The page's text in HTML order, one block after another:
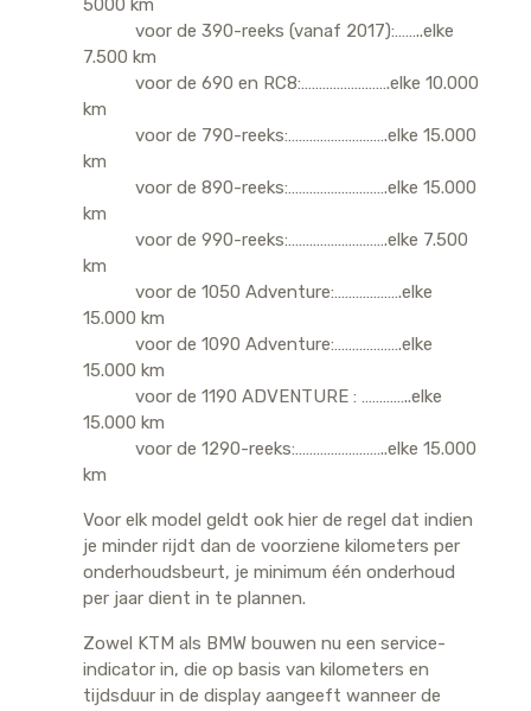
voor de 390-reeks (vanaf 2017):……..elke
7.500 km
voor de 690 en RC8:…………………….elke 10.000
km
voor de 790-reeks:……………………….elke 15.000
km
voor de 890-reeks:……………………….elke 15.000
km
voor de 990-reeks:……………………….elke 7.500
km
voor de 1050 Adventure:……………….elke
15.000 km
voor de 1090 Adventure:……………….elke
15.000 km
voor de 1190 ADVENTURE : …………..elke
15.000 km
voor de 1290-reeks:……………………..elke 15.000
km
Voor elk model geldt ook hier de regel dat indien
je minder rijdt dan de voorziene kilometers per
onderhoudsbeurt, je minimum één onderhoud
per jaar dient in te plannen.
Zowel KTM als BMW bouwen nu een service-
indicator in, die op basis van kilometers en
tijdsduur in de display aangeeft wanneer de